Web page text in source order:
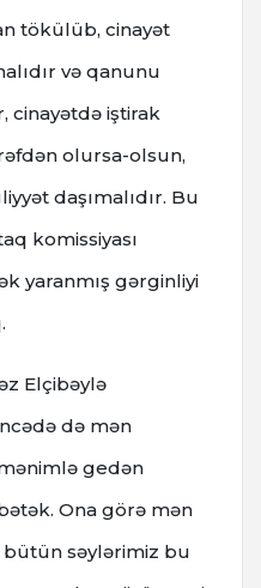
tökülüb, cinayət
və qanunu
cinayətdə iştirak
olursa-olsun,
daşımalıdır. Bu
komissiyası
yaranmış gərginliyi
Elçibəylə
də mən
gedən
Ona görə mən
səylərimiz bu